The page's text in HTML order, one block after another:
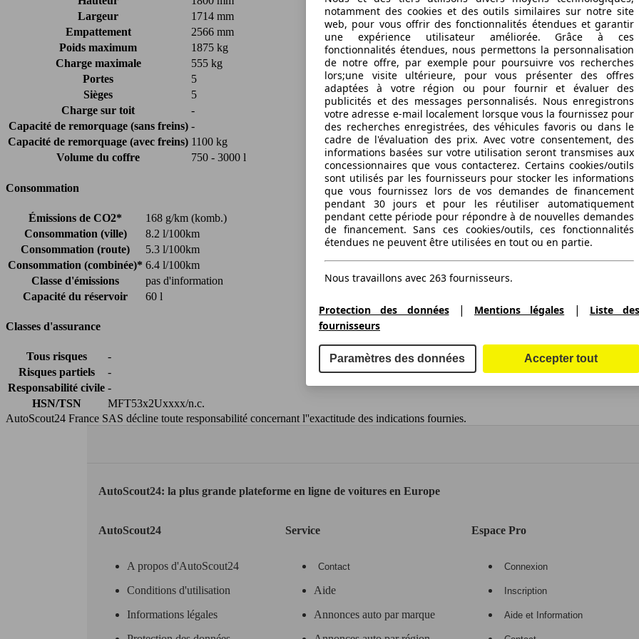
Largeur
1714 mm
Empattement
2566 mm
Poids maximum
1875 kg
Charge maximale
555 kg
Portes
5
Sièges
5
Charge sur toit
-
Capacité de remorquage (sans freins) -
Capacité de remorquage (avec freins) 1100 kg
Volume du coffre
750 - 3000 l
Consommation
Émissions de CO2*
168 g/km (komb.)
Consommation (ville)
8.2 l/100km
Consommation (route)
5.3 l/100km
Consommation (combinée)* 6.4 l/100km
Classe d'émissions
pas d'information
Capacité du réservoir
60 l
Classes d'assurance
Tous risques
-
Risques partiels
-
Responsabilité civile -
HSN/TSN
MFT53x2Uxxxx/n.c.
AutoScout24 France SAS décline toute responsabilité concernant l''exactitude des indications fournies.
AutoScout24: la plus grande plateforme en ligne de voitures en Europe
AutoScout24
A propos d'AutoScout24
Conditions d'utilisation
Informations légales
Service
Contact
Aide
Annonces auto par marque
Espace Pro
Connexion
Inscription
Aide et Information
notamment des cookies et des outils similaires sur notre site
web, pour vous offrir des fonctionnalités étendues et garantir
une expérience utilisateur améliorée. Grâce à ces
fonctionnalités étendues, nous permettons la personnalisation
de notre offre, par exemple pour poursuivre vos recherches
lors;une visite ultérieure, pour vous présenter des offres
adaptées à votre région ou pour fournir et évaluer des
publicités et des messages personnalisés. Nous enregistrons
votre adresse e-mail localement lorsque vous la fournissez pour
des recherches enregistrées, des véhicules favoris ou dans le
cadre de l'évaluation des prix. Avec votre consentement, des
informations basées sur votre utilisation seront transmises aux
concessionnaires que vous contacterez. Certains cookies/outils
sont utilisés par les fournisseurs pour stocker les informations
que vous fournissez lors de vos demandes de financement
pendant 30 jours et pour les réutiliser automatiquement
pendant cette période pour répondre à de nouvelles demandes
de financement. Sans ces cookies/outils, ces fonctionnalités
étendues ne peuvent être utilisées en tout ou en partie.
Nous travaillons avec 263 fournisseurs.
Protection des données| Mentions légales |
Liste des
fournisseurs
Paramètres des données Accepter tout